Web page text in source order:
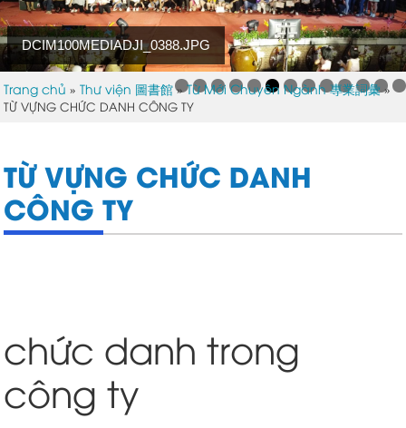
DCIM100MEDIADJI_0388.JPG
Trang chủ »Thư viện 圖書館»Từ Mới Chuyên Ngành 專業詞彙»
TỪ VỰNG CHỨC DANH CÔNG TY
TỪ VỰNG CHỨC DANH
CÔNG TY
chức danh trong
công ty